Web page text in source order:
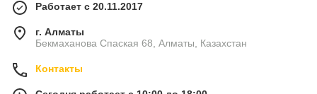
Работает с 20.11.2017
г. Алматы
Бекмаханова Спаская 68, Алматы, Казахстан
Контакты